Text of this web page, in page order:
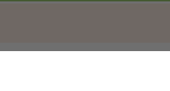
desde Barcelona/Tarragona